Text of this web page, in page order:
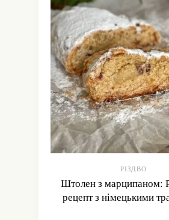
РІЗДВО
Штолен з марципаном:
рецепт з німецькими